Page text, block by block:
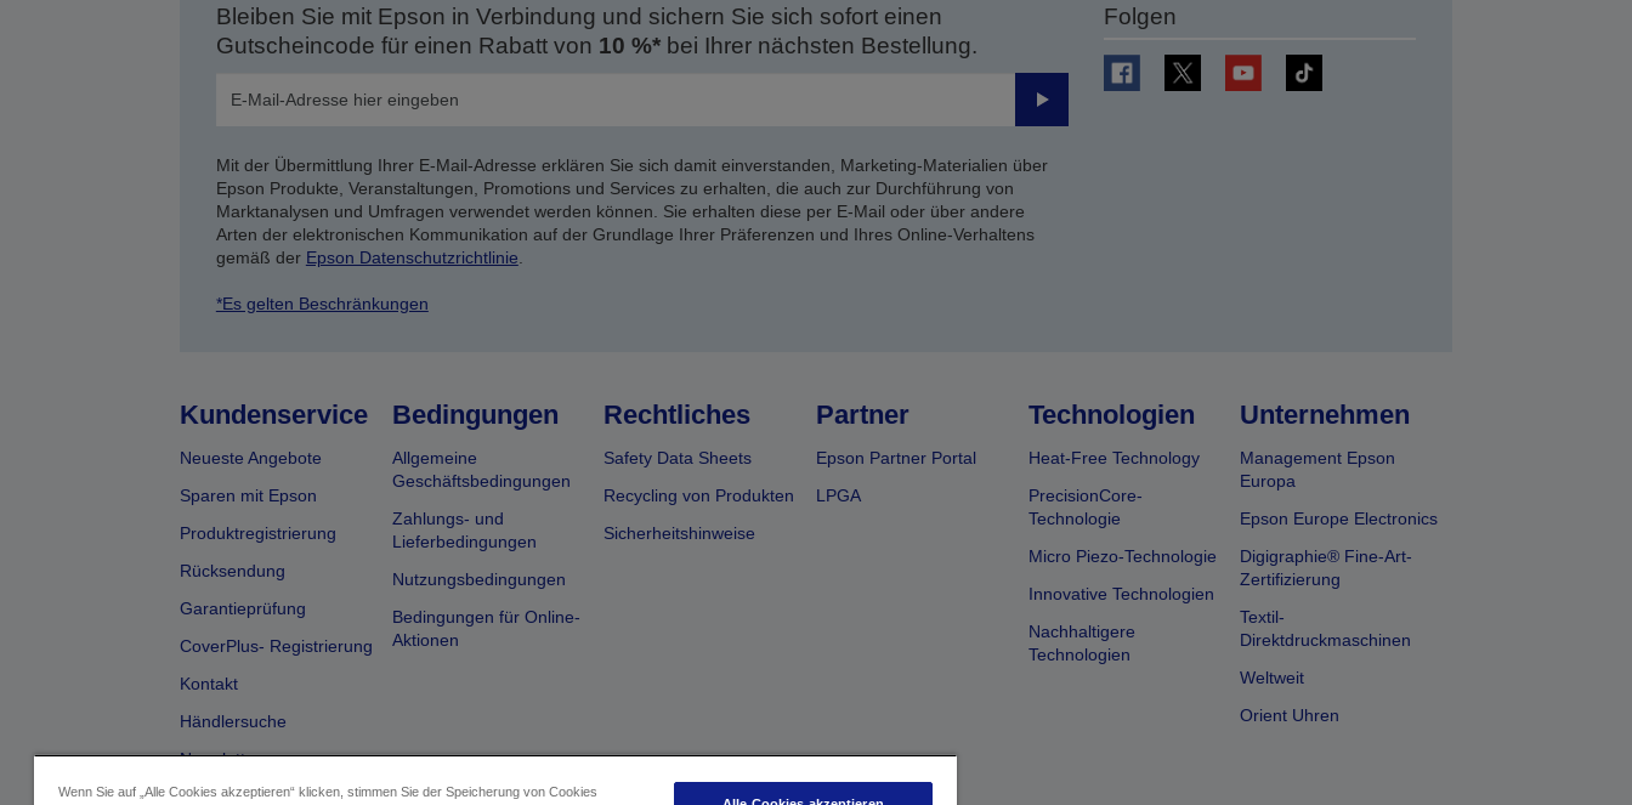
Bleiben Sie mit Epson in Verbindung und sichern Sie sich sofort einen
Gutscheincode für einen Rabatt von 10 %*bei Ihrer nächsten Bestellung.
Senden
Mit der Übermittlung Ihrer E-Mail-Adresse erklären Sie sich damit einverstanden, Marketing-Materialien über
Epson Produkte, Veranstaltungen, Promotions und Services zu erhalten, die auch zur Durchführung von
Marktanalysen und Umfragen verwendet werden können. Sie erhalten diese per E-Mail oder über andere
Arten der elektronischen Kommunikation auf der Grundlage Ihrer Präferenzen und Ihres Online-Verhaltens
gemäß der Epson Datenschutzrichtlinie
*Es gelten Beschränkungen
Folgen
Kundenservice
Neueste Angebote
Sparen mit Epson
Produktregistrierung
Rücksendung
Garantieprüfung
CoverPlus- Registrierung
Kontakt
Händlersuche
Newsletter
Bedingungen
Allgemeine
Geschäftsbedingungen
Zahlungs- und
Lieferbedingungen
Nutzungsbedingungen
Bedingungen für Online-
Aktionen
Rechtliches
Safety Data Sheets
Recycling von Produkten
Sicherheitshinweise
Partner
Epson Partner Portal
LPGA
Technologien
Heat-Free Technology
PrecisionCore-
Technologie
Micro Piezo-Technologie
Innovative Technologien
Nachhaltigere
Technologien
Unternehmen
Management Epson
Europa
Epson Europe Electronics
Digigraphie® Fine-Art-
Zertifizierung
Textil-
Direktdruckmaschinen
Weltweit
Orient Uhren
Wenn Sie auf „Alle Cookies akzeptieren“ klicken, stimmen Sie der Speicherung von Cookies